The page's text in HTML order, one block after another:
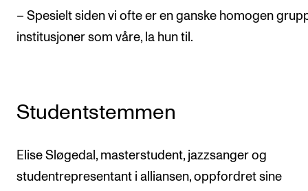
– Spesielt siden vi ofte er en ganske homogen
institusjoner som våre, la hun til.
Studentstemmen
Elise Sløgedal, masterstudent, jazzsanger og
studentrepresentant i alliansen, oppfordret sine